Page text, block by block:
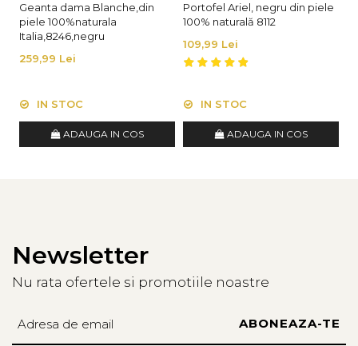
Geanta dama Blanche,din
piele 100%naturala
Italia,8246,negru
259,99 Lei
IN STOC
ADAUGA IN COS
Portofel Ariel, negru din piele
100% naturală 8112
109,99 Lei
IN STOC
ADAUGA IN COS
Newsletter
Nu rata ofertele si promotiile noastre